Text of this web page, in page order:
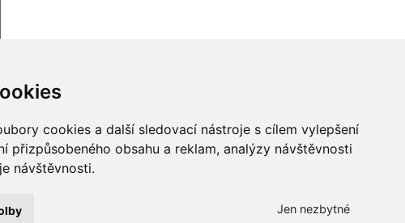
cookies a další sledovací nástroje s cílem vylepšení
přizpůsobeného obsahu a reklam, analýzy návštěvnosti
návštěvnosti.
Jen nezbytné
profesionální webové stránky: triangl web